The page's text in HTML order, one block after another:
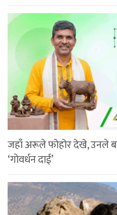
जहाँ अरूले फोहोर देखे, उनले
‘गोवर्धन दाई’